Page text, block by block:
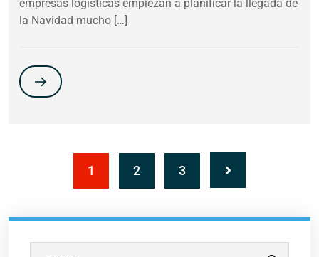
empresas logísticas empiezan a planificar la llegada de
la Navidad mucho […]
1 2 3